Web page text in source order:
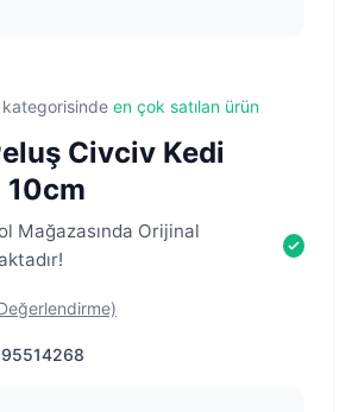
kategorisinde en çok satılan ürün
Civciv Kedi
10cm
Mağazasında Orijinal